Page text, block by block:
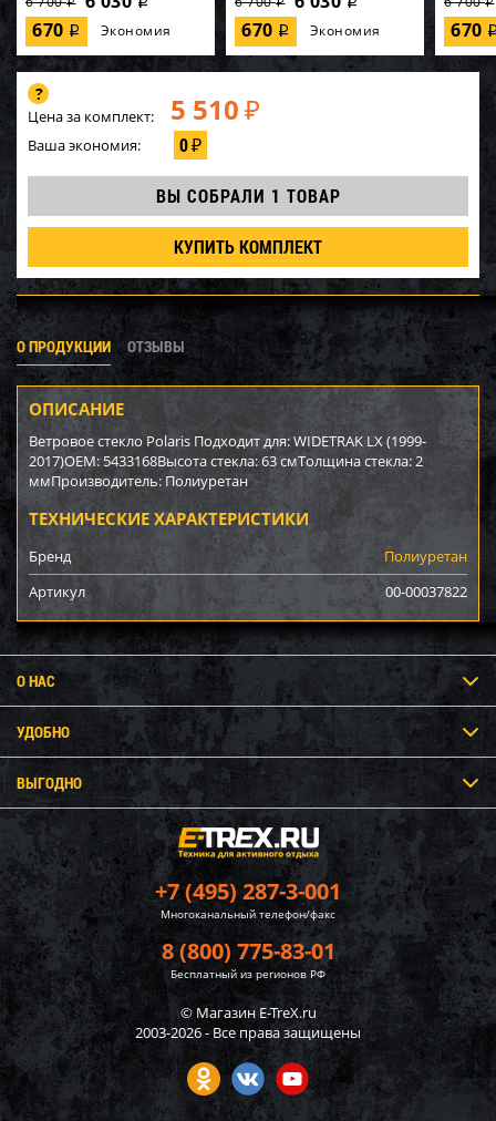
i
670 i Экономия
i
670 i Экономия
i
670
Цена за комплект: 5 510 ₽
Ваша экономия: 0₽
ВЫ СОБРАЛИ 1 ТОВАР
КУПИТЬ КОМПЛЕКТ
О ПРОДУКЦИИ ОТЗЫВЫ
ОПИСАНИЕ
Ветровое стекло Polaris Подходит для: WIDETRAK LX (1999-
2017)OEM: 5433168Высота стекла: 63 смТолщина стекла: 2
ммПроизводитель: Полиуретан
ТЕХНИЧЕСКИЕ ХАРАКТЕРИСТИКИ
Бренд
Полиуретан
Артикул
00-00037822
+7 (495) 287-3-001
Многоканальный телефон/факс
8 (800) 775-83-01
Бесплатный из регионов РФ
© Магазин E-TreX.ru
2003-2026 - Все права защищены
О НАС
УДОБНО
ВЫГОДНО